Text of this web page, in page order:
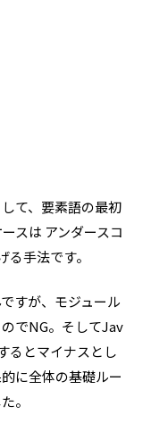
て、要素語の最初
スは アンダースコ
手法です。
すが、モジュール
でNG。そしてJav
るとマイナスとし
に全体の基礎ルー
。